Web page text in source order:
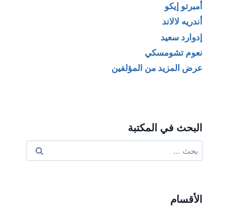
أمبرتو إيكو
أندريه لالاند
إدوارد سعيد
نعوم تشومسكي
عرض المزيد من المؤلفين
البحث في المكتبة
عن:
الأقسام